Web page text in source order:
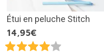
Étui en peluche Stitch
14,95€